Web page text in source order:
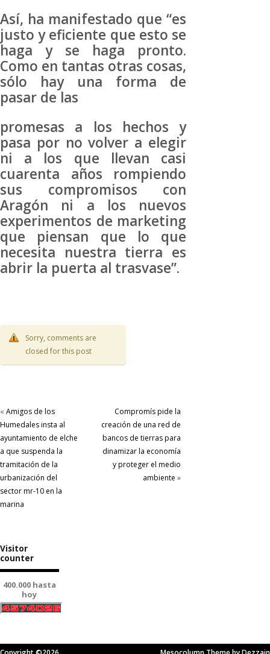
Así, ha manifestado que “es
justo y eficiente que esto se
haga y se haga pronto.
Como en tantas otras cosas,
sólo hay una forma de
pasar de las
promesas a los hechos y
pasa por no volver a elegir
ni a los que llevan casi
cuarenta años rompiendo
sus compromisos con
Aragón ni a los nuevos
experimentos de marketing
que piensan que lo que
necesita nuestra tierra es
abrir la puerta al trasvase”.
Sorry, comments are
closed for this post
« Amigos de los
Humedales insta al
ayuntamiento de elche
a que suspenda la
tramitación de la
urbanización del
sector mr-10 en la
marina
Compromís pide la
creación de una red de
bancos de tierras para
dinamizar la economía
y proteger el medio
ambiente »
Visitor
counter
400.000 hasta
hoy